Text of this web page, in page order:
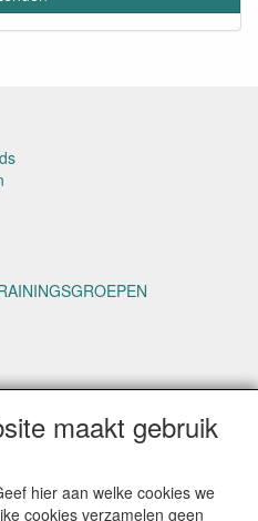
maakt gebruik
hier aan welke cookies we
cookies verzamelen geen